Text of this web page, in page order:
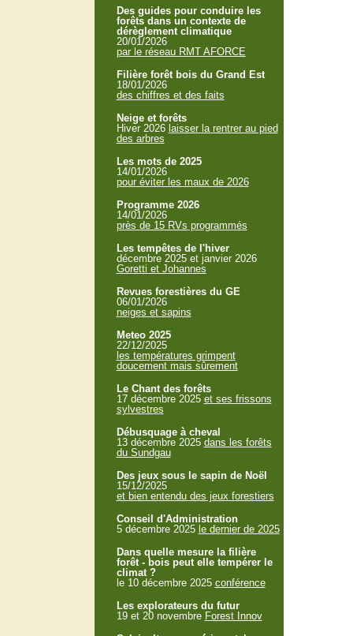
Des guides pour conduire les
forêts dans un contexte de
dérèglement climatique
20/01/2026
par le réseau RMT AFORCE
Filière forêt bois du Grand Est
18/01/2026
des chiffres et des faits
Neige et forêts
Hiver 2026 laisser la rentrer au pied
des arbres
Les mots de 2025
14/01/2026
pour éviter les maux de 2026
Programme 2026
14/01/2026
près de 15 RVs programmés
Les tempêtes de l'hiver
décembre 2025 et janvier 2026
Goretti et Johannes
Revues forestières du GE
06/01/2026
neiges et sapins
Meteo 2025
22/12/2025
les températures grimpent
doucement mais sûrement
Le Chant des forêts
17 décembre 2025 et ses frissons
sylvestres
Débusquage à cheval
13 décembre 2025 dans les forêts
du Sundgau
Des jeux sous le sapin de Noël
15/12/2025
et bien entendu des jeux forestiers
Conseil d'Administration
5 décembre 2025 le dernier de 2025
Dans quelle mesure la filière
forêt - bois peut elle tempérer le
climat ?
le 10 décembre 2025 conférence
Les explorateurs du futur
19 et 20 novembre Forest Innov